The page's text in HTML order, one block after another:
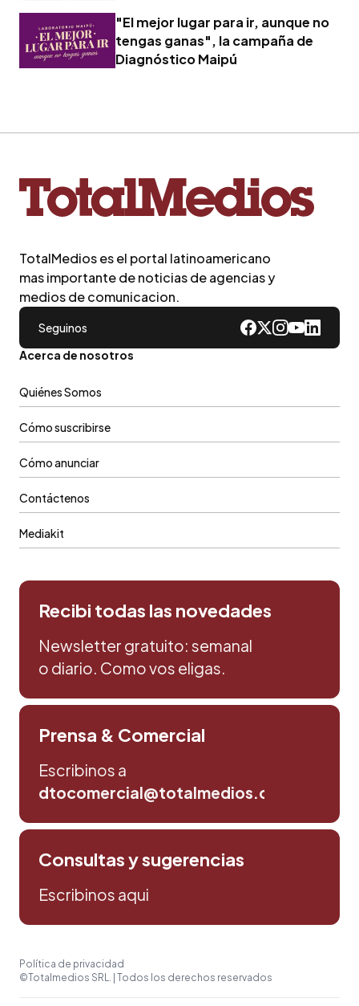
"El mejor lugar para ir, aunque no
tengas ganas", la campaña de
Diagnóstico Maipú
TotalMedios es el portal latinoamericano
mas importante de noticias de agencias y
medios de comunicacion.
Seguinos
Acerca de nosotros
Quiénes Somos
Cómo suscribirse
Cómo anunciar
Contáctenos
Mediakit
Recibi todas las novedades
Newsletter gratuito: semanal
o diario. Como vos eligas.
Prensa & Comercial
Escribinos a
dtocomercial@totalmedios.com
Consultas y sugerencias
Escribinos aqui
Política de privacidad
©Totalmedios SRL. | Todos los derechos reservados